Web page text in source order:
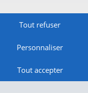
Tout refuser
Personnaliser
Tout accepter